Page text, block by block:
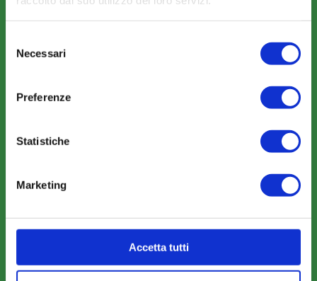
delNecessari
Preferenze
Statistiche
Marketing
Accetta tutti
COSA FACCIAMO
Il Funzionamento